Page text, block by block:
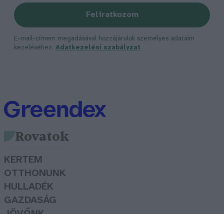
Feliratkozom
E-mail-címem megadásával hozzájárulok személyes adataim
kezeléséhez. Adatkezelési szabályzat
Rovatok
KERTEM
OTTHONUNK
HULLADÉK
GAZDASÁG